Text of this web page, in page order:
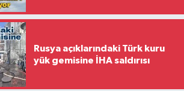
Rusya açıklarındaki Türk kuru
yük gemisine İHA saldırısı